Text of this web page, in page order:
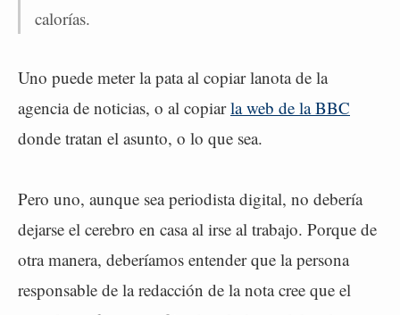
calorías.
Uno puede meter la pata al copiar lanota de la
agencia de noticias, o al copiarla web de la BBC
donde tratan el asunto, o lo que sea.
Pero uno, aunque sea periodista digital, no debería
dejarse el cerebro en casa al irse al trabajo. Porque de
otra manera, deberíamos entender que la persona
responsable de la redacción de la nota cree que el